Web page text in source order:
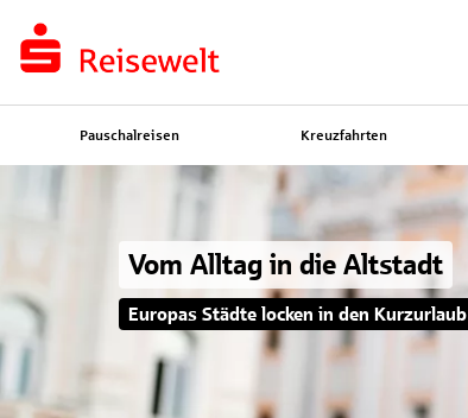
Pauschalreisen Kreuzfahrten
Vom Alltag in die Altstadt
Europas Städte locken in den Kurzurlaub